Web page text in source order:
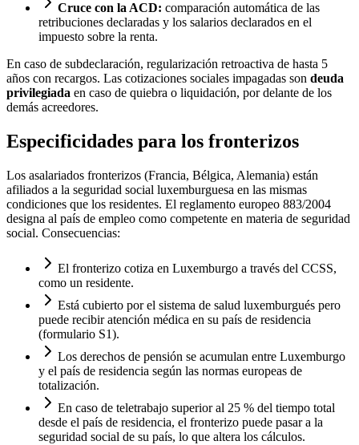
Cruce con la ACD: comparación automática de las
retribuciones declaradas y los salarios declarados en el
impuesto sobre la renta.
En caso de subdeclaración, regularización retroactiva de hasta 5
años con recargos. Las cotizaciones sociales impagadas son deuda
privilegiada en caso de quiebra o liquidación, por delante de los
demás acreedores.
Especificidades para los fronterizos
Los asalariados fronterizos (Francia, Bélgica, Alemania) están
afiliados a la seguridad social luxemburguesa en las mismas
condiciones que los residentes. El reglamento europeo 883/2004
designa al país de empleo como competente en materia de seguridad
social. Consecuencias:
El fronterizo cotiza en Luxemburgo a través del CCSS,
como un residente.
Está cubierto por el sistema de salud luxemburgués pero
puede recibir atención médica en su país de residencia
(formulario S1).
Los derechos de pensión se acumulan entre Luxemburgo
y el país de residencia según las normas europeas de
totalización.
En caso de teletrabajo superior al 25 % del tiempo total
desde el país de residencia, el fronterizo puede pasar a la
seguridad social de su país, lo que altera los cálculos.